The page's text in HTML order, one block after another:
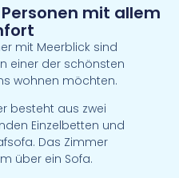
mit allem
mit Meerblick sind
einer der schönsten
wohnen möchten.
besteht aus zwei
Einzelbetten und
Das Zimmer
über ein Sofa.